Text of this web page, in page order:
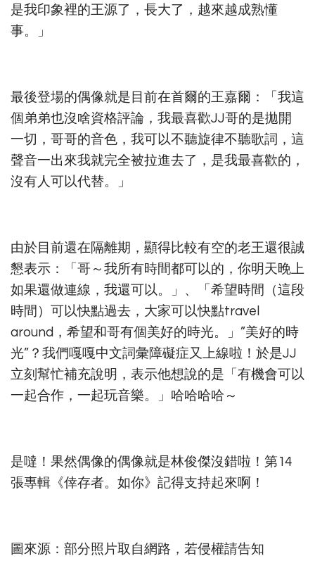
是我印象裡的王源了，長大了，越來越成熟懂
事。」
最後登場的偶像就是目前在首爾的王嘉爾：「我這
個弟弟也沒啥資格評論，我最喜歡JJ哥的是拋開
一切，哥哥的音色，我可以不聽旋律不聽歌詞，這
聲音一出來我就完全被拉進去了，是我最喜歡的，
沒有人可以代替。」
由於目前還在隔離期，顯得比較有空的老王還很誠
懇表示：「哥～我所有時間都可以的，你明天晚上
如果還做連線，我還可以。」、「希望時間（這段
時間）可以快點過去，大家可以快點travel
around，希望和哥有個美好的時光。」”美好的時
光”？我們嘎嘎中文詞彙障礙症又上線啦！於是JJ
立刻幫忙補充說明，表示他想說的是「有機會可以
一起合作，一起玩音樂。」哈哈哈哈～
是噠！果然偶像的偶像就是林俊傑沒錯啦！第14
張專輯《倖存者。如你》記得支持起來啊！
圖來源：部分照片取自網路，若侵權請告知